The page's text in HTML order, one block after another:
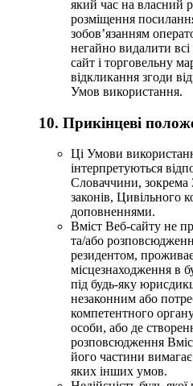
який час на власний
розміщення
зобов’язанням
негайно видалити
сайт і торговельну
відкликання згоди
Умов використання.
10. Прикінцеві
Ці Умови
інтерпретуються
Словаччини,
законів, Цивільного
доповненнями.
Вміст Веб-сайту не
та/або
резидентом,
місцезнаходження в
під будь-яку
незаконним або
компетентного
особи, або де
розповсюдження
його частини вимагає
яких інших умов.